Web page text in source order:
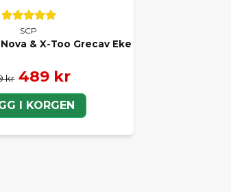
SCP
& X-Too Grecav Eke
kr 489 kr
I KORGEN